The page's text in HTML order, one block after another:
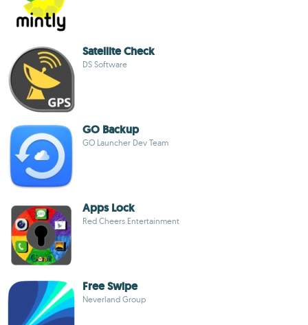
Satellite Check
DS Software
GO Backup
GO Launcher Dev Team
Apps Lock
Red Cheers Entertainment
Free Swipe
Neverland Group